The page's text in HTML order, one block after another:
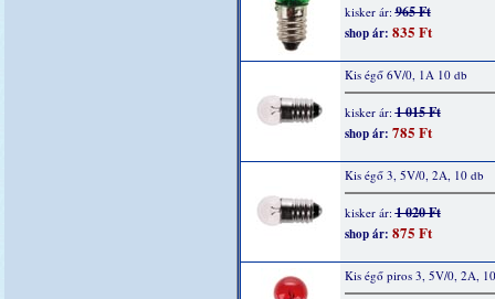
kisker ár:965 Ft
shop ár: 835 Ft
Kis égő 6V/0, 1A 10 db
kisker ár:1 015 Ft
shop ár: 785 Ft
Kis égő 3, 5V/0, 2A, 10 db
kisker ár:1 020 Ft
shop ár: 875 Ft
Kis égő piros 3, 5V/0, 2A,